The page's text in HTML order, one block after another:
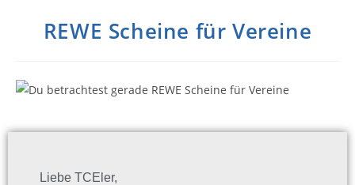
REWE Scheine für Vereine
Liebe TCEler,